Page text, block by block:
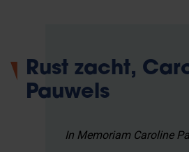
Rust zacht,
Pauwels
In Memoriam Caroline